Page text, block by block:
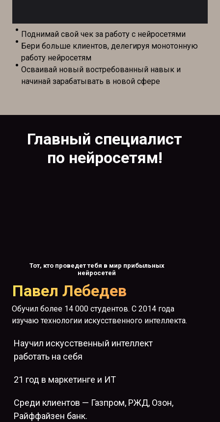
Поднимай свой чек за работу с нейросетями
Бери больше клиентов, делегируя монотонную
работу нейросетям
Осваивай новый востребованный навык и
начинай зарабатывать в новой сфере
Обучил более 14 000 студентов. С 2014 года
изучаю технологии искусственного интеллекта.
Павел Лебедев
Научил искусственный интеллект
работать на себя
21 год в маркетинге и ИТ
Среди клиентов — Газпром, РЖД, Озон,
Райффайзен банк.
Тот, кто проведет тебя в мир прибыльных
нейросетей
Главный специалист
по нейросетям!